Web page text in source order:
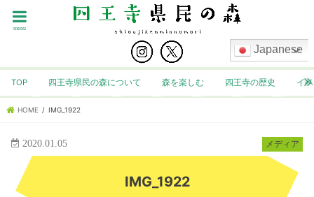
Japanese
menu
TOP 四王寺県民の森について 森を楽しむ 四王寺の歴史 イ
HOME IMG_1922
メディア
2020.01.05
IMG_1922